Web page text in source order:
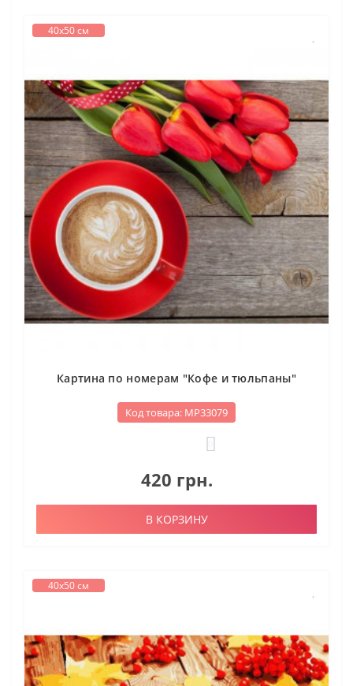
40х50 см
Картина по номерам "Кофе и тюльпаны"
Код товара: МР33079
420 грн.
В КОРЗИНУ
40х50 см